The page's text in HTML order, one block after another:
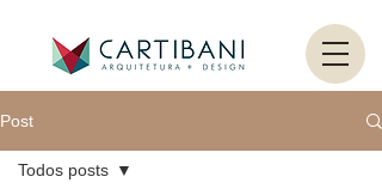
Post
Todos posts